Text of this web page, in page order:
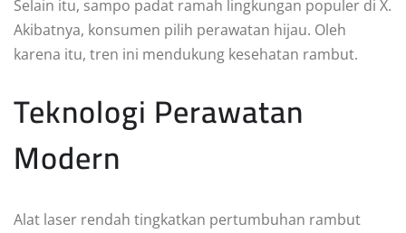
Selain itu, sampo padat ramah lingkungan populer di X.
Akibatnya, konsumen pilih perawatan hijau. Oleh
karena itu, tren ini mendukung kesehatan rambut.
Teknologi Perawatan
Modern
Alat laser rendah tingkatkan pertumbuhan rambut